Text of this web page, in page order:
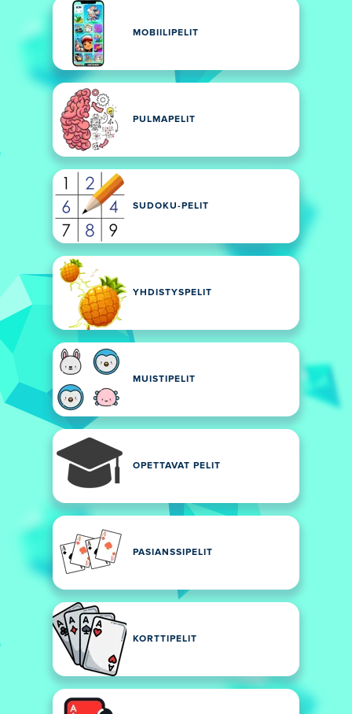
MOBIILIPELIT
PULMAPELIT
SUDOKU-PELIT
YHDISTYSPELIT
MUISTIPELIT
OPETTAVAT PELIT
PASIANSSIPELIT
KORTTIPELIT